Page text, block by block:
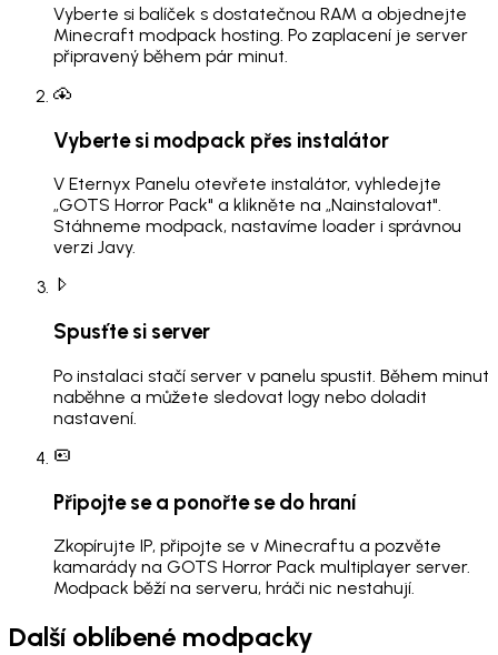
Vyberte si balíček s dostatečnou RAM a objednejte
Minecraft modpack hosting. Po zaplacení je server
připravený během pár minut.
Vyberte si modpack přes instalátor
V Eternyx Panelu otevřete instalátor, vyhledejte
„GOTS Horror Pack" a klikněte na „Nainstalovat".
Stáhneme modpack, nastavíme loader i správnou
verzi Javy.
Spusťte si server
Po instalaci stačí server v panelu spustit. Během minut
naběhne a můžete sledovat logy nebo doladit
nastavení.
Připojte se a ponořte se do hraní
Zkopírujte IP, připojte se v Minecraftu a pozvěte
kamarády na GOTS Horror Pack multiplayer server.
Modpack běží na serveru, hráči nic nestahují.
Další oblíbené modpacky